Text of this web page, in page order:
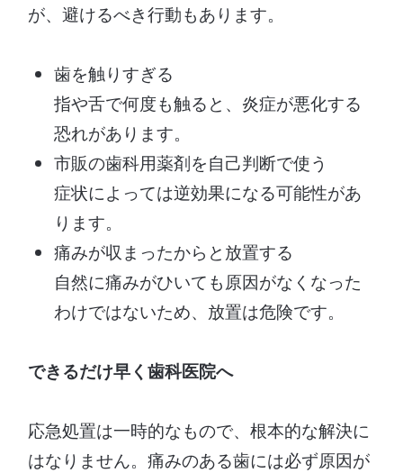
が、避けるべき行動もあります。
歯を触りすぎる
指や舌で何度も触ると、炎症が悪化する
恐れがあります。
市販の歯科用薬剤を自己判断で使う
症状によっては逆効果になる可能性があ
ります。
痛みが収まったからと放置する
自然に痛みがひいても原因がなくなった
わけではないため、放置は危険です。
できるだけ早く歯科医院へ
応急処置は一時的なもので、根本的な解決に
はなりません。痛みのある歯には必ず原因が